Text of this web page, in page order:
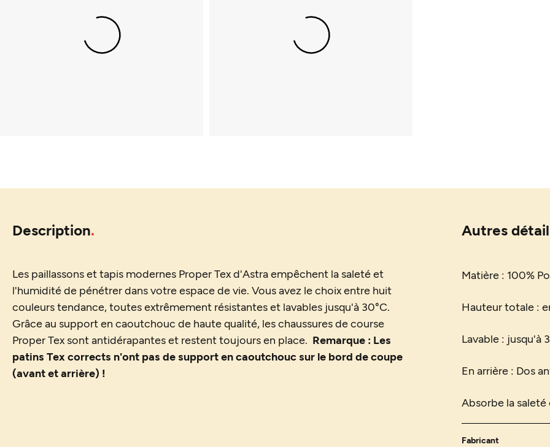
Description
Les paillassons et tapis modernes Proper Tex d'Astra empêchent la saleté et
l'humidité de pénétrer dans votre espace de vie. Vous avez le choix entre huit
couleurs tendance, toutes extrêmement résistantes et lavables jusqu'à 30°C.
Grâce au support en caoutchouc de haute qualité, les chaussures de course
Proper Tex sont antidérapantes et restent toujours en place. Remarque : Les
patins Tex corrects n'ont pas de support en caoutchouc sur le bord de coupe
(avant et arrière) !
Autres
Matière : 100%
Hauteur totale :
Lavable : jusqu'à
En arrière : Dos
Absorbe la
Fabricant